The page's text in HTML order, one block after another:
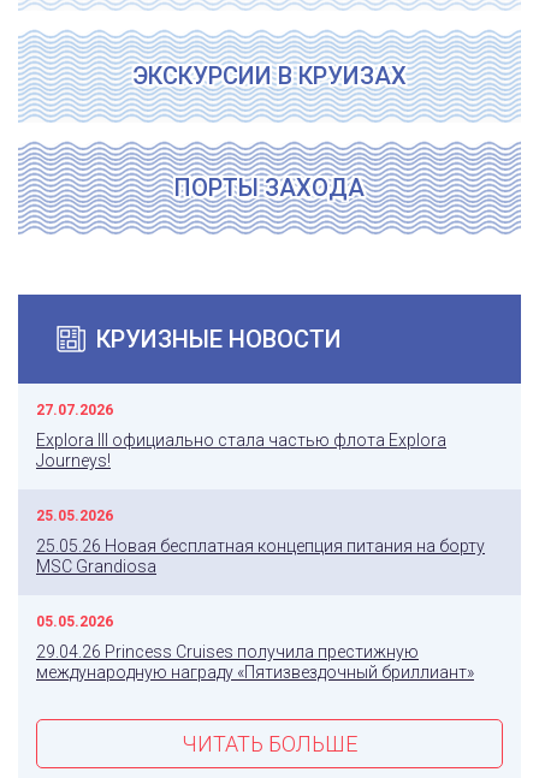
ЭКСКУРСИИ В КРУИЗАХ
ПОРТЫ ЗАХОДА
КРУИЗНЫЕ НОВОСТИ
27.07.2026
Explora III официально стала частью флота Explora
Journeys!
25.05.2026
25.05.26 Новая бесплатная концепция питания на борту
MSC Grandiosa
05.05.2026
29.04.26 Princess Cruises получила престижную
международную награду «Пятизвездочный бриллиант»
ЧИТАТЬ БОЛЬШЕ